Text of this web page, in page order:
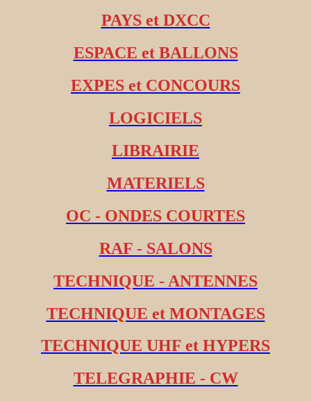
PAYS et DXCC
ESPACE et BALLONS
EXPES et CONCOURS
LOGICIELS
LIBRAIRIE
MATERIELS
OC - ONDES COURTES
RAF - SALONS
TECHNIQUE - ANTENNES
TECHNIQUE et MONTAGES
TECHNIQUE UHF et HYPERS
TELEGRAPHIE - CW